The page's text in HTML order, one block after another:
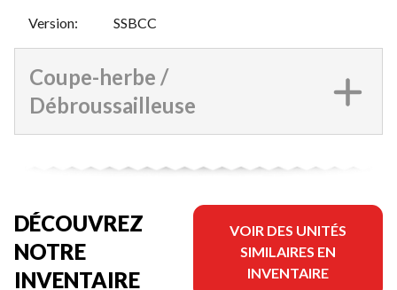
Version: SSBCC
Coupe-herbe /
Débroussailleuse
DÉCOUVREZ
NOTRE
INVENTAIRE
VOIR DES UNITÉS
SIMILAIRES EN
INVENTAIRE